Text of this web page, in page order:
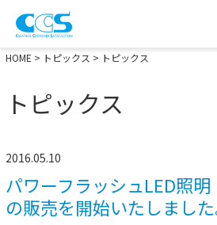
画像処理用の製品検索
HOME > トピックス > トピックス
トピックス
2016.05.10
パワーフラッシュLED照明
の販売を開始いたしました